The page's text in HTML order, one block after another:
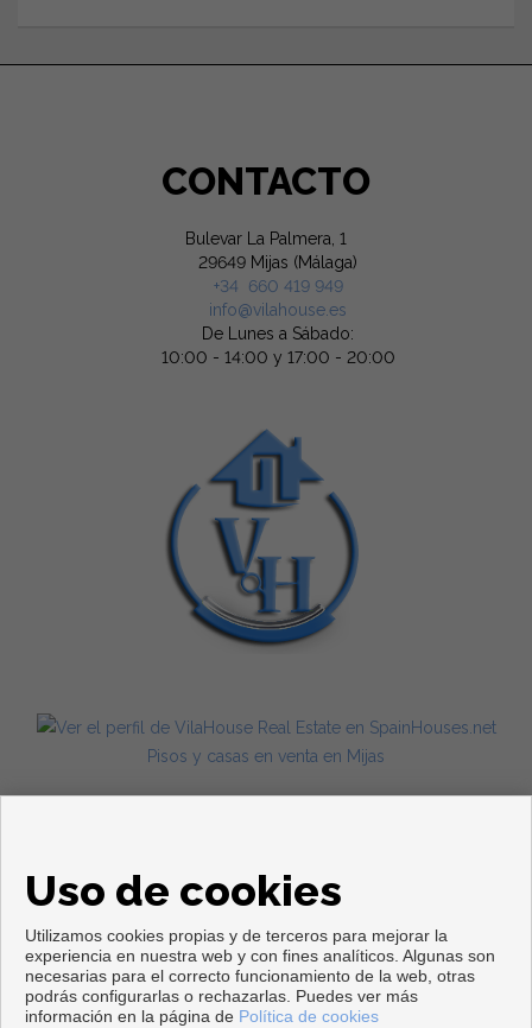
CONTACTO
Bulevar La Palmera, 1
29649 Mijas (Málaga)
+34 660 419 949
info@vilahouse.es
De Lunes a Sábado:
10:00 - 14:00 y 17:00 - 20:00
Pisos y casas en venta en Mijas
Copyright © 2026. Todos los derechos reservados.
Uso de cookies
Utilizamos cookies propias y de terceros para mejorar la
experiencia en nuestra web y con fines analíticos. Algunas son
necesarias para el correcto funcionamiento de la web, otras
podrás configurarlas o rechazarlas. Puedes ver más
información en la página de Política de cookies